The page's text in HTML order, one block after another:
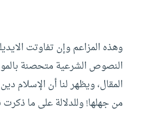
وهذه المزاعم وإن تفاوتت
النصوص الشرعية متحصنة
المقال، ويظهر لنا أن الإسلام
من جهلها! وللدلالة على ما